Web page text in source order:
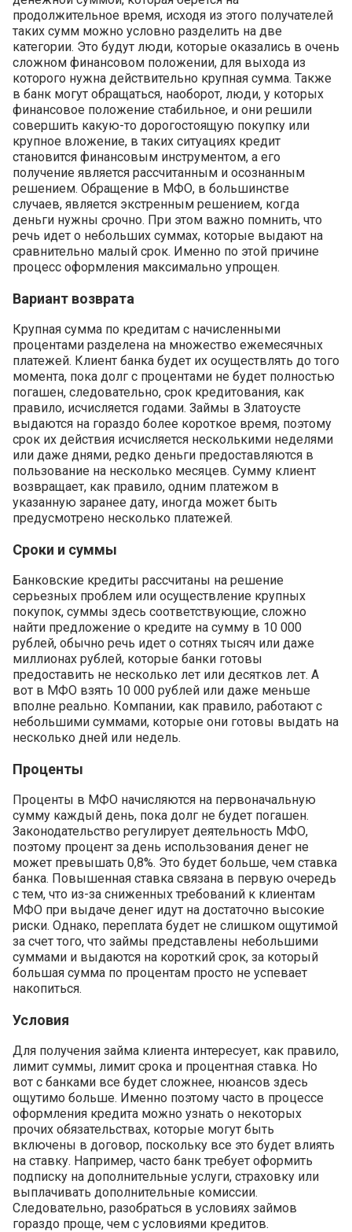
продолжительное время, исходя из этого получателей
таких сумм можно условно разделить на две
категории. Это будут люди, которые оказались в очень
сложном финансовом положении, для выхода из
которого нужна действительно крупная сумма. Также
в банк могут обращаться, наоборот, люди, у которых
финансовое положение стабильное, и они решили
совершить какую-то дорогостоящую покупку или
крупное вложение, в таких ситуациях кредит
становится финансовым инструментом, а его
получение является рассчитанным и осознанным
решением. Обращение в МФО, в большинстве
случаев, является экстренным решением, когда
деньги нужны срочно. При этом важно помнить, что
речь идет о небольших суммах, которые выдают на
сравнительно малый срок. Именно по этой причине
процесс оформления максимально упрощен.
Вариант возврата
Крупная сумма по кредитам с начисленными
процентами разделена на множество ежемесячных
платежей. Клиент банка будет их осуществлять до того
момента, пока долг с процентами не будет полностью
погашен, следовательно, срок кредитования, как
правило, исчисляется годами. Займы в Златоусте
выдаются на гораздо более короткое время, поэтому
срок их действия исчисляется несколькими неделями
или даже днями, редко деньги предоставляются в
пользование на несколько месяцев. Сумму клиент
возвращает, как правило, одним платежом в
указанную заранее дату, иногда может быть
предусмотрено несколько платежей.
Сроки и суммы
Банковские кредиты рассчитаны на решение
серьезных проблем или осуществление крупных
покупок, суммы здесь соответствующие, сложно
найти предложение о кредите на сумму в 10 000
рублей, обычно речь идет о сотнях тысяч или даже
миллионах рублей, которые банки готовы
предоставить не несколько лет или десятков лет. А
вот в МФО взять 10 000 рублей или даже меньше
вполне реально. Компании, как правило, работают с
небольшими суммами, которые они готовы выдать на
несколько дней или недель.
Проценты
Проценты в МФО начисляются на первоначальную
сумму каждый день, пока долг не будет погашен.
Законодательство регулирует деятельность МФО,
поэтому процент за день использования денег не
может превышать 0,8%. Это будет больше, чем ставка
банка. Повышенная ставка связана в первую очередь
с тем, что из-за сниженных требований к клиентам
МФО при выдаче денег идут на достаточно высокие
риски. Однако, переплата будет не слишком ощутимой
за счет того, что займы представлены небольшими
суммами и выдаются на короткий срок, за который
большая сумма по процентам просто не успевает
накопиться.
Условия
Для получения займа клиента интересует, как правило,
лимит суммы, лимит срока и процентная ставка. Но
вот с банками все будет сложнее, нюансов здесь
ощутимо больше. Именно поэтому часто в процессе
оформления кредита можно узнать о некоторых
прочих обязательствах, которые могут быть
включены в договор, поскольку все это будет влиять
на ставку. Например, часто банк требует оформить
подписку на дополнительные услуги, страховку или
выплачивать дополнительные комиссии.
Следовательно, разобраться в условиях займов
гораздо проще, чем с условиями кредитов.